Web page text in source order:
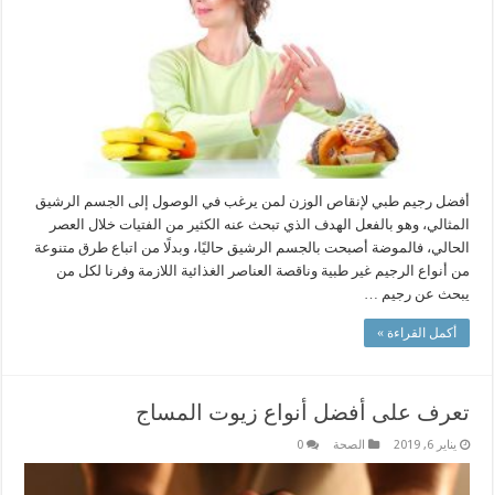
أفضل رجيم طبي لإنقاص الوزن لمن يرغب في الوصول إلى الجسم الرشيق
المثالي، وهو بالفعل الهدف الذي تبحث عنه الكثير من الفتيات خلال العصر
الحالي، فالموضة أصبحت بالجسم الرشيق حاليًا، وبدلًا من اتباع طرق متنوعة
من أنواع الرجيم غير طبية وناقصة العناصر الغذائية اللازمة وفرنا لكل من
يبحث عن رجيم …
أكمل القراءة »
تعرف على أفضل أنواع زيوت المساج
يناير 6, 2019 الصحة 0